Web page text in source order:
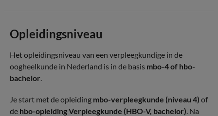
Opleidingsniveau
Het opleidingsniveau van een verpleegkundige in de
oogheelkunde in Nederland is in de basis mbo-4 of hbo-
bachelor.
Je start met de opleiding mbo-verpleegkunde (niveau 4) of
de hbo-opleiding Verpleegkunde (HBO-V, bachelor). Na